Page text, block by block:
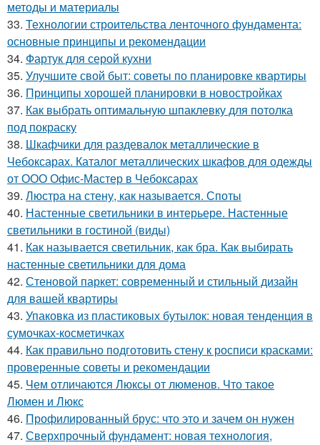
методы и материалы
33. Технологии строительства ленточного фундамента:
основные принципы и рекомендации
34. Фартук для серой кухни
35. Улучшите свой быт: советы по планировке квартиры
36. Принципы хорошей планировки в новостройках
37. Как выбрать оптимальную шпаклевку для потолка
под покраску
38. Шкафчики для раздевалок металлические в
Чебоксарах. Каталог металлических шкафов для одежды
от ООО Офис-Мастер в Чебоксарах
39. Люстра на стену, как называется. Споты
40. Настенные светильники в интерьере. Настенные
светильники в гостиной (виды)
41. Как называется светильник, как бра. Как выбирать
настенные светильники для дома
42. Стеновой паркет: современный и стильный дизайн
для вашей квартиры
43. Упаковка из пластиковых бутылок: новая тенденция в
сумочках-косметичках
44. Как правильно подготовить стену к росписи красками:
проверенные советы и рекомендации
45. Чем отличаются Люксы от люменов. Что такое
Люмен и Люкс
46. Профилированный брус: что это и зачем он нужен
47. Сверхпрочный фундамент: новая технология,